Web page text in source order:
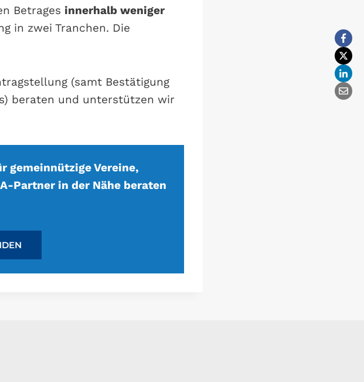
Betrages innerhalb weniger
in zwei Tranchen. Die
(samt Bestätigung
beraten und unterstützen wir
gemeinnützige Vereine,
Partner in der Nähe beraten